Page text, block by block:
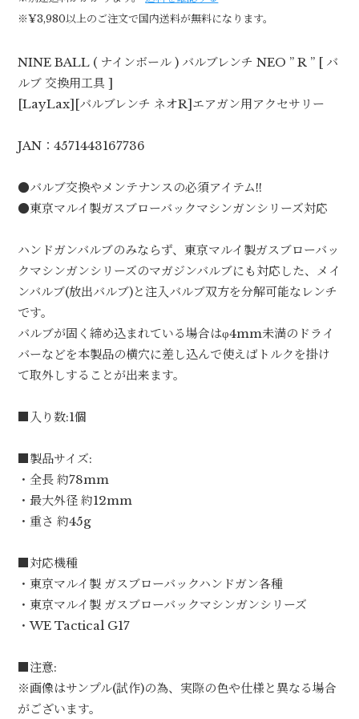
※¥3,980以上のご注文で国内送料が無料になります。
NINE BALL ( ナインボール ) バルブレンチ NEO ” R ” [ バ
ルブ 交換用工具 ]
[LayLax][バルブレンチ ネオR]エアガン用アクセサリー
JAN：4571443167736
●バルブ交換やメンテナンスの必須アイテム!!
●東京マルイ製ガスブローバックマシンガンシリーズ対応
ハンドガンバルブのみならず、東京マルイ製ガスブローバッ
クマシンガンシリーズのマガジンバルブにも対応した、メイ
ンバルブ(放出バルブ)と注入バルブ双方を分解可能なレンチ
です。
バルブが固く締め込まれている場合はφ4mm未満のドライ
バーなどを本製品の横穴に差し込んで使えばトルクを掛け
て取外しすることが出来ます。
■入り数:1個
■製品サイズ:
・全長 約78mm
・最大外径 約12mm
・重さ 約45g
■対応機種
・東京マルイ製 ガスブローバックハンドガン各種
・東京マルイ製 ガスブローバックマシンガンシリーズ
・WE Tactical G17
■注意:
※画像はサンプル(試作)の為、実際の色や仕様と異なる場合
がございます。